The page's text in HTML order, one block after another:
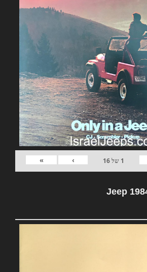
1 של16
›
»